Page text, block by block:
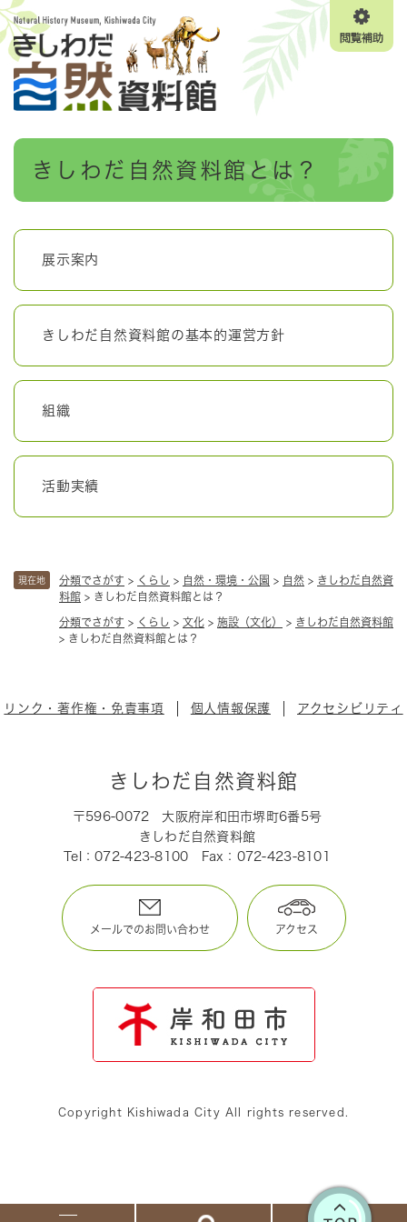
ペ
ー
ジ
メニューを飛ばして本文へ
閲
覧
現在地 分類でさがす > くらし > 自然・環境・公園 > 自然 > きしわだ自然資
料館 > きしわだ自然資料館とは？
分類でさがす > くらし > 文化 > 施設（文化） > きしわだ自然資料館
> きしわだ自然資料館とは？
本
きしわだ自然資料館とは？
展示案内
きしわだ自然資料館の基本的運営方針
組織
活動実績
リンク・著作権・免責事項 個人情報保護 アクセシビリティ
きしわだ自然資料館
〒596-0072
大阪府岸和田市堺町6番5号
きしわだ自然資料館
Tel：072-423-8100
Fax：072-423-8101
メールでのお問い合わせ アクセス
Copyright Kishiwada City All rights reserved.